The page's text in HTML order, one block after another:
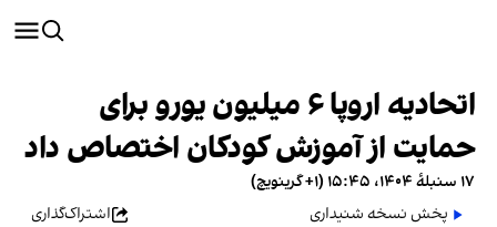
اتحادیه اروپا ۶ میلیون یورو برای
حمایت از آموزش کودکان اختصاص داد
۱۷ سنبلهٔ ۱۴۰۴، ۱۵:۴۵ (‎+۱ گرینویچ)
پخش نسخه شنیداری
اشتراک‌گذاری